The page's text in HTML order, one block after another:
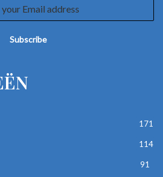
171
114
91